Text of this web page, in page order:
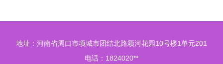
物联网技术
地址：河南省周口市项城市团结北路颖河花园10号楼1单元201
电话：1824020**